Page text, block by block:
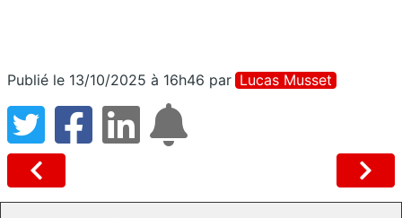
Publié le 13/10/2025 à 16h46 par Lucas Musset